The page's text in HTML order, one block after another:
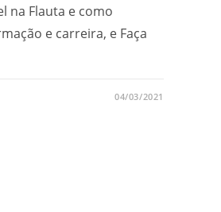
na Flauta e como
e carreira, e Faça
04/03/2021